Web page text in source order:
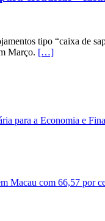
tipo “caixa de
Março. […]
para a Economia e
Macau com 66,57 por